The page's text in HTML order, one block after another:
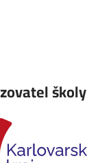
školy